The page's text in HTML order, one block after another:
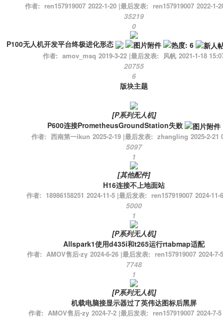
作者: ren157919007 2022-1-20 |最后发表: ren157919007 2022-1-
35219
0
P100无人机开发平台终极进化形态
作者: amov_msq 2019-3-22 |最后发表: 风帆 2021-1-18
20755
6
版块主题
[P系列无人机]
P600连接PrometheusGroundStation失败
作者: 西南第一ikun 2025-2-19 |最后发表: zhangling 2025-2-21
5097
1
[其他配件]
H16连接不上地面站
作者: 18986158251 2024-11-5 |最后发表: ren157919007 2024-11-
5000
1
[P系列无人机]
Allspark1使用d435i和t265运行rtabmap适配
作者: AMOV售后-zy 2024-6-26 |最后发表: ren157919007 2024-7-
7748
1
[P系列无人机]
机载电脑接显示器过了英伟达图标后黑屏
作者: AMOV售后-zy 2024-7-2 |最后发表: ren157919007 2024-7-